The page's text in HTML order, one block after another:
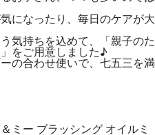
になったり、毎日のケアが大
気持ちを込めて、「親子のた
をご用意しました♪
の合わせ使いで、七五三を満
ミー ブラッシング オイルミ